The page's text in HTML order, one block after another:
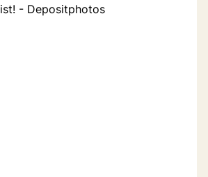
ist! - Depositphotos